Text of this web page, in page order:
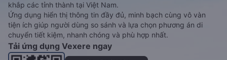
khắp các tỉnh thành tại Việt Nam.
Ứng dụng hiển thị thông tin đầy đủ, minh bạch cùng vô vàn
tiện ích giúp người dùng so sánh và lựa chọn phương án di
chuyển tiết kiệm, nhanh chóng và phù hợp nhất.
Tải ứng dụng Vexere ngay